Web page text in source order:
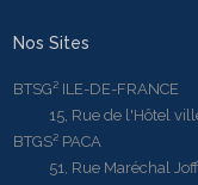
Nos Sites
BTSG² ILE-DE-FRANCE
15, Rue de l'Hôtel ville
BTGS² PACA
51, Rue Maréchal